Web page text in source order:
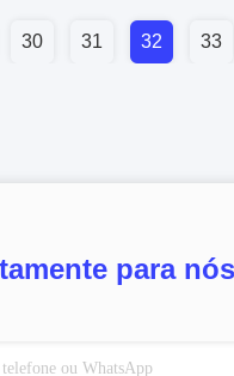
30 31 32 33
para nós